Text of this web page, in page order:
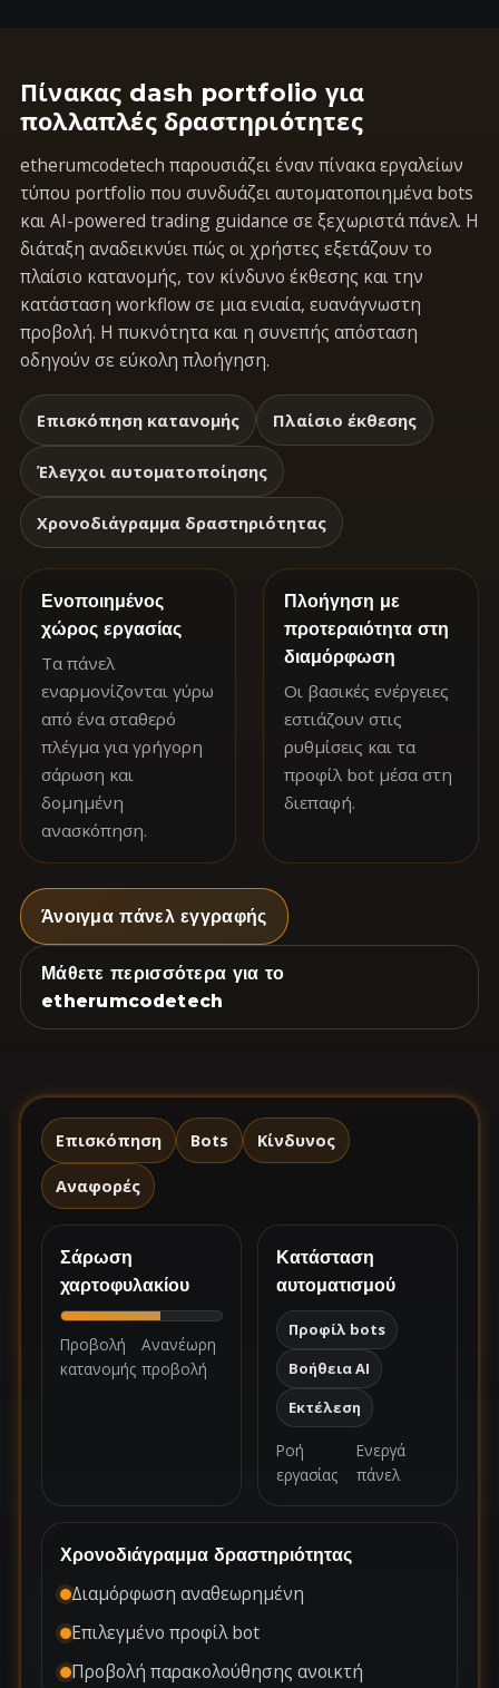
Πίνακας dash portfolio για
πολλαπλές δραστηριότητες
etherumcodetech παρουσιάζει έναν πίνακα εργαλείων
τύπου portfolio που συνδυάζει αυτοματοποιημένα bots
και AI-powered trading guidance σε ξεχωριστά πάνελ. Η
διάταξη αναδεικνύει πώς οι χρήστες εξετάζουν το
πλαίσιο κατανομής, τον κίνδυνο έκθεσης και την
κατάσταση workflow σε μια ενιαία, ευανάγνωστη
προβολή. Η πυκνότητα και η συνεπής απόσταση
οδηγούν σε εύκολη πλοήγηση.
Επισκόπηση κατανομής Πλαίσιο έκθεσης
Έλεγχοι αυτοματοποίησης
Χρονοδιάγραμμα δραστηριότητας
Ενοποιημένος
χώρος εργασίας
Τα πάνελ
εναρμονίζονται γύρω
από ένα σταθερό
πλέγμα για γρήγορη
σάρωση και
δομημένη
ανασκόπηση.
Πλοήγηση με
προτεραιότητα στη
διαμόρφωση
Οι βασικές ενέργειες
εστιάζουν στις
ρυθμίσεις και τα
προφίλ bot μέσα στη
διεπαφή.
Άνοιγμα πάνελ εγγραφής
Μάθετε περισσότερα για το
etherumcodetech
Επισκόπηση Bots Κίνδυνος
Αναφορές
Σάρωση
χαρτοφυλακίου
Προβολή
κατανομής
Ανανέωρη
προβολή
Κατάσταση
αυτοματισμού
Προφίλ bots
Βοήθεια AI
Εκτέλεση
Ροή
εργασίας
Ενεργά
πάνελ
Χρονοδιάγραμμα δραστηριότητας
Διαμόρφωση αναθεωρημένη
Επιλεγμένο προφίλ bot
Προβολή παρακολούθησης ανοικτή